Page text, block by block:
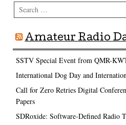
Search
Amateur Radio
SSTV Special Event from QMR-
International Dog Day and
Call for Zero Retries Digital
Papers
SDRoxide: Software-Defined Radio